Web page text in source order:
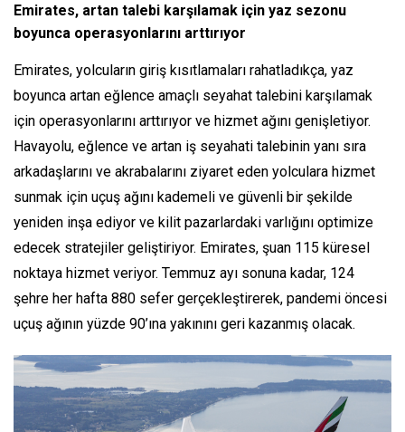
Emirates, artan talebi karşılamak için yaz sezonu
boyunca operasyonlarını arttırıyor
Emirates, yolcuların giriş kısıtlamaları rahatladıkça, yaz
boyunca artan eğlence amaçlı seyahat talebini karşılamak
için operasyonlarını arttırıyor ve hizmet ağını genişletiyor.
Havayolu, eğlence ve artan iş seyahati talebinin yanı sıra
arkadaşlarını ve akrabalarını ziyaret eden yolculara hizmet
sunmak için uçuş ağını kademeli ve güvenli bir şekilde
yeniden inşa ediyor ve kilit pazarlardaki varlığını optimize
edecek stratejiler geliştiriyor. Emirates, şuan 115 küresel
noktaya hizmet veriyor. Temmuz ayı sonuna kadar, 124
şehre her hafta 880 sefer gerçekleştirerek, pandemi öncesi
uçuş ağının yüzde 90’ına yakınını geri kazanmış olacak.